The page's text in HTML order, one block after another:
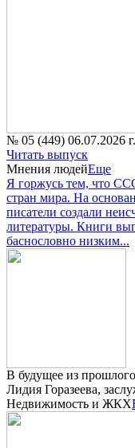
№ 05 (449) 06.07.2026 г.
Читать выпуск
Мнения людейЕще
Я горжусь тем, что
стран мира. На
писатели создали
литературы. Книги
баснословно низким...
В будущее из
Лидия Горазеева,
Недвижимость и ЖКХ